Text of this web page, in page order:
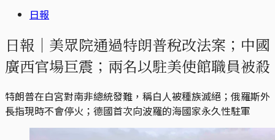
日報
日報｜美眾院通過特朗普稅改法案；中國
廣西官場巨震；兩名以駐美使館職員被殺
特朗普在白宮對南非總統發難，稱白人被種族滅絕；俄羅斯外
長指現時不會停火；德國首次向波羅的海國家永久性駐軍